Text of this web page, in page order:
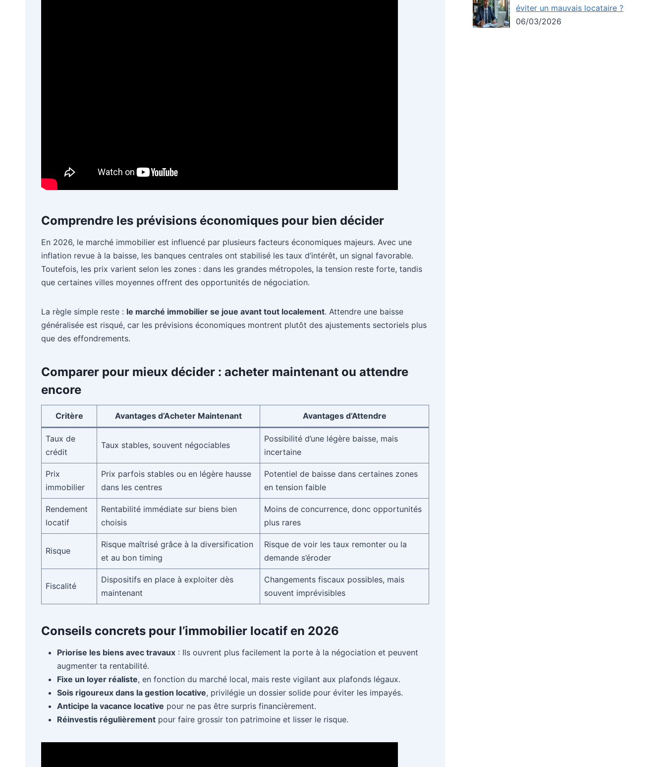
Comprendre les prévisions économiques pour bien décider
En 2026, le marché immobilier est influencé par plusieurs facteurs économiques majeurs. Avec une
inflation revue à la baisse, les banques centrales ont stabilisé les taux d’intérêt, un signal favorable.
Toutefois, les prix varient selon les zones : dans les grandes métropoles, la tension reste forte, tandis
que certaines villes moyennes offrent des opportunités de négociation.
La règle simple reste : le marché immobilier se joue avant tout localement. Attendre une baisse
généralisée est risqué, car les prévisions économiques montrent plutôt des ajustements sectoriels plus
que des effondrements.
Comparer pour mieux décider : acheter maintenant ou attendre
encore
Critère Avantages d’Acheter Maintenant Avantages d’Attendre
Taux de
crédit
Taux stables, souvent négociables
Possibilité d’une légère baisse, mais
incertaine
Prix
immobilier
Prix parfois stables ou en légère hausse
dans les centres
Potentiel de baisse dans certaines zones
en tension faible
Rendement
locatif
Rentabilité immédiate sur biens bien
choisis
Moins de concurrence, donc opportunités
plus rares
Risque
Risque maîtrisé grâce à la diversification
et au bon timing
Risque de voir les taux remonter ou la
demande s’éroder
Fiscalité
Dispositifs en place à exploiter dès
maintenant
Changements fiscaux possibles, mais
souvent imprévisibles
Conseils concrets pour l’immobilier locatif en 2026
Priorise les biens avec travaux : Ils ouvrent plus facilement la porte à la négociation et peuvent
augmenter ta rentabilité.
Fixe un loyer réaliste, en fonction du marché local, mais reste vigilant aux plafonds légaux.
Sois rigoureux dans la gestion locative, privilégie un dossier solide pour éviter les impayés.
Anticipe la vacance locative pour ne pas être surpris financièrement.
Réinvestis régulièrement pour faire grossir ton patrimoine et lisser le risque.
éviter un mauvais locataire ?
06/03/2026